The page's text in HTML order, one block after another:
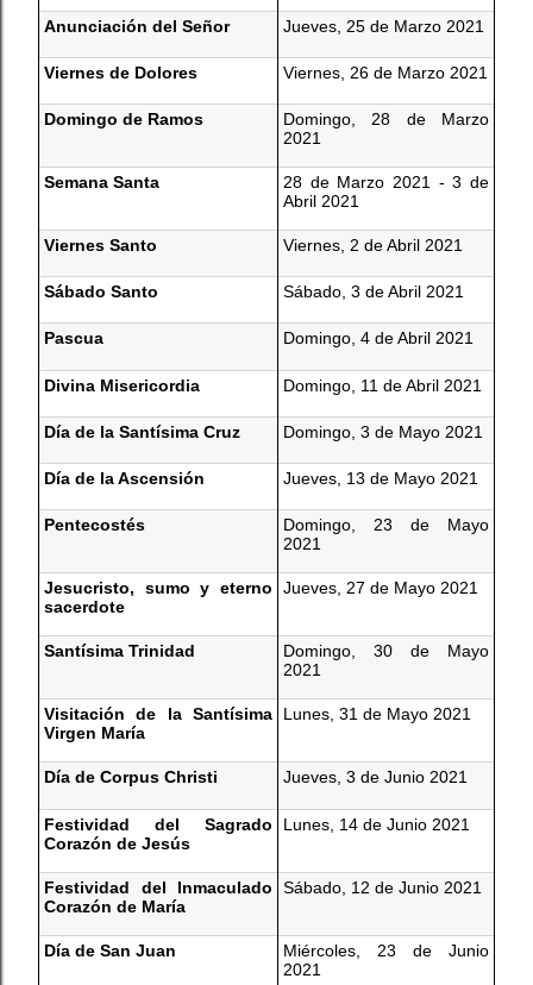
Anunciación del Señor Jueves, 25 de Marzo 2021
Viernes de Dolores Viernes, 26 de Marzo 2021
Domingo de Ramos
Domingo, 28 de Marzo
2021
Semana Santa
28 de Marzo 2021 - 3 de
Abril 2021
Viernes Santo Viernes, 2 de Abril 2021
Sábado Santo Sábado, 3 de Abril 2021
Pascua Domingo, 4 de Abril 2021
Divina Misericordia Domingo, 11 de Abril 2021
Día de la Santísima Cruz Domingo, 3 de Mayo 2021
Día de la Ascensión Jueves, 13 de Mayo 2021
Pentecostés
Domingo, 23 de Mayo
2021
Jesucristo, sumo y eterno
sacerdote
Jueves, 27 de Mayo 2021
Santísima Trinidad
Domingo, 30 de Mayo
2021
Visitación de la Santísima
Virgen María
Lunes, 31 de Mayo 2021
Día de Corpus Christi Jueves, 3 de Junio 2021
Festividad del Sagrado
Corazón de Jesús
Lunes, 14 de Junio 2021
Festividad del Inmaculado
Corazón de María
Sábado, 12 de Junio 2021
Día de San Juan
Miércoles, 23 de Junio
2021